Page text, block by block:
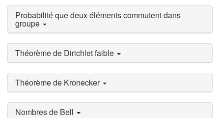
Probabilité que deux éléments commutent dans
groupe
Théorème de Dirichlet faible
Théorème de Kronecker
Nombres de Bell